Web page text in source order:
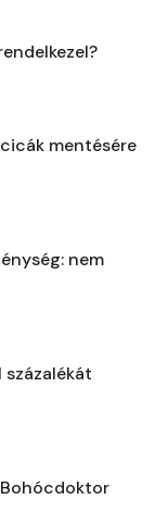
mentésére
nem
százalékát
Bohócdoktor